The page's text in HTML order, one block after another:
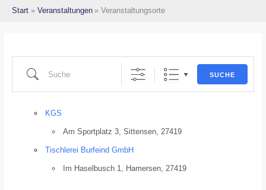
Start Veranstaltungen Veranstaltungsorte
SUCHE
KGS
Am Sportplatz 3, Sittensen, 27419
Tischlerei Burfeind GmbH
Im Haselbusch 1, Hamersen, 27419